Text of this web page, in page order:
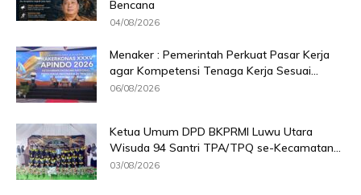
Bencana
04/08/2026
Menaker : Pemerintah Perkuat Pasar Kerja
agar Kompetensi Tenaga Kerja Sesuai...
06/08/2026
Ketua Umum DPD BKPRMI Luwu Utara
Wisuda 94 Santri TPA/TPQ se-Kecamatan...
03/08/2026